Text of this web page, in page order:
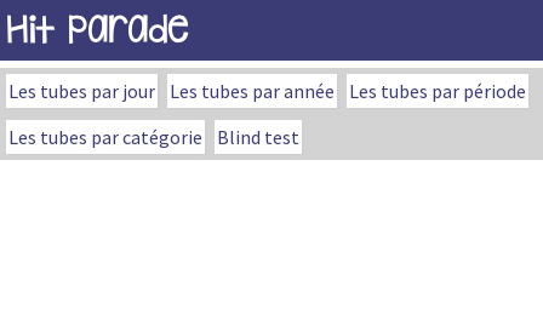
Hit Parade
Les tubes par jour Les tubes par année
Les tubes par période
Les tubes par catégorie
Blind test